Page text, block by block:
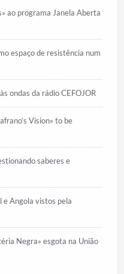
ao programa Janela Aberta
espaço de resistência num
ondas da rádio CEFOJOR
Vision» to be
saberes e
e Angola vistos pela
Negra» esgota na União